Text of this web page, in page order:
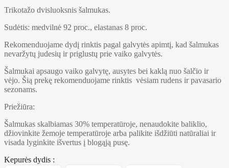
Trikotažo dvisluoksnis šalmukas.
Sudėtis: medvilnė 92 proc., elastanas 8 proc.
Rekomenduojame dydį rinktis pagal galvytės apimtį, kad šalmukas
nevaržytų judesių ir priglustų prie vaiko galvytės.
Šalmukai apsaugo vaiko galvytę, ausytes bei kaklą nuo šalčio ir
vėjo. Šią prekę rekomenduojame rinktis vėsiam rudens ir pavasario
sezonams.
Priežiūra:
Šalmukas skalbiamas 30% temperatūroje, nenaudokite baliklio,
džiovinkite žemoje temperatūroje arba palikite išdžiūti natūraliai ir
visada lyginkite išvertus į blogąją pusę.
Kepurės dydis :